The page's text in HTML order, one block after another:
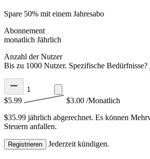
Spare 50% mit einem Jahresabo
Abonnement
monatlich Jährlich
Anzahl der Nutzer
Bis zu 1000 Nutzer. Spezifische Bedürfnisse?
$5.99 $3.00 /Monatlich
$35.99 jährlich abgerechnet. Es können
Steuern anfallen.
Registrieren Jederzeit kündigen.